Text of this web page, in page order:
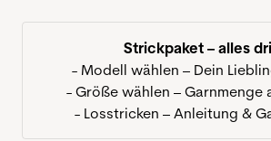
Strickpaket – alles
- Modell wählen – Dein
- Größe wählen – Garnmenge
- Losstricken – Anleitung &